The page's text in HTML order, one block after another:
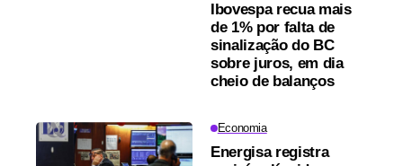
Ibovespa recua mais
de 1% por falta de
sinalização do BC
sobre juros, em dia
cheio de balanços
Economia
Energisa registra